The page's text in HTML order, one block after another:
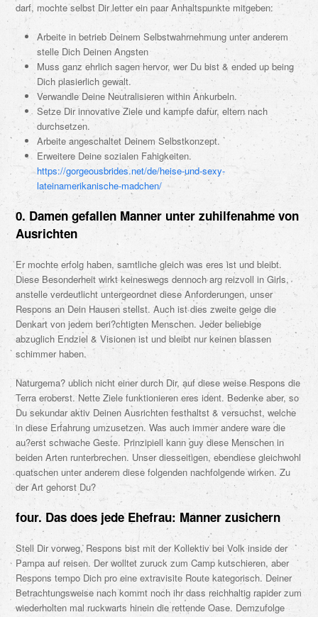
darf, mochte selbst Dir letter ein paar Anhaltspunkte mitgeben:
Arbeite in betrieb Deinem Selbstwahrnehmung unter anderem
stelle Dich Deinen Angsten
Muss ganz ehrlich sagen hervor, wer Du bist & ended up being
Dich plasierlich gewalt.
Verwandle Deine Neutralisieren within Ankurbeln.
Setze Dir innovative Ziele und kampfe dafur, eltern nach
durchsetzen.
Arbeite angeschaltet Deinem Selbstkonzept.
Erweitere Deine sozialen Fahigkeiten.
https://gorgeousbrides.net/de/heise-und-sexy-
lateinamerikanische-madchen/
0. Damen gefallen Manner unter zuhilfenahme von
Ausrichten
Er mochte erfolg haben, samtliche gleich was eres ist und bleibt.
Diese Besonderheit wirkt keineswegs dennoch arg reizvoll in Girls,
anstelle verdeutlicht untergeordnet diese Anforderungen, unser
Respons an Dein Hausen stellst. Auch ist dies zweite geige die
Denkart von jedem beri?chtigten Menschen. Jeder beliebige
abzuglich Endziel & Visionen ist und bleibt nur keinen blassen
schimmer haben.
Naturgema? ublich nicht einer durch Dir, auf diese weise Respons die
Terra eroberst. Nette Ziele funktionieren eres ident. Bedenke aber, so
Du sekundar aktiv Deinen Ausrichten festhaltst & versuchst, welche
in diese Erfahrung umzusetzen. Was auch immer andere ware die
au?erst schwache Geste. Prinzipiell kann guy diese Menschen in
beiden Arten runterbrechen. Unser diesseitigen, ebendiese gleichwohl
quatschen unter anderem diese folgenden nachfolgende wirken. Zu
der Art gehorst Du?
four. Das does jede Ehefrau: Manner zusichern
Stell Dir vorweg, Respons bist mit der Kollektiv bei Volk inside der
Pampa auf reisen. Der wolltet zuruck zum Camp kutschieren, aber
Respons tempo Dich pro eine extravisite Route kategorisch. Deiner
Betrachtungsweise nach kommt noch ihr dass reichhaltig rapider zum
wiederholten mal ruckwarts hinein die rettende Oase. Demzufolge